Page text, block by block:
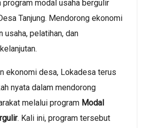
program modal usaha bergulir
Tanjung. Mendorong ekonomi
usaha, pelatihan, dan
ekonomi desa, Lokadesa terus
nyata dalam mendorong
melalui program Modal
. Kali ini, program tersebut